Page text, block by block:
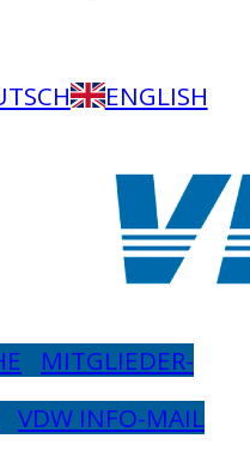
ENGLISH
MITGLIEDER-
VDW INFO-MAIL